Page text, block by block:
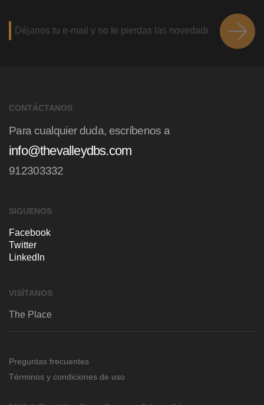
CONTÁCTANOS
Para cualquier duda, escríbenos a
info@thevalleydbs.com
912303332
SIGUENOS
Facebook
Twitter
LinkedIn
VISÍTANOS
The Place
28020, Madrid (España)
CÓMO LLEGAR
Preguntas frecuentes
Términos y condiciones de uso